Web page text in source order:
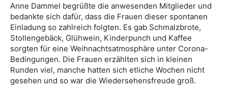
Anne Dammel begrüßte die anwesenden Mitglieder und
bedankte sich dafür, dass die Frauen dieser spontanen
Einladung so zahlreich folgten. Es gab Schmalzbrote,
Stollengebäck, Glühwein, Kinderpunch und Kaffee
sorgten für eine Weihnachtsatmosphäre unter Corona-
Bedingungen. Die Frauen erzählten sich in kleinen
Runden viel, manche hatten sich etliche Wochen nicht
gesehen und so war die Wiedersehensfreude groß.